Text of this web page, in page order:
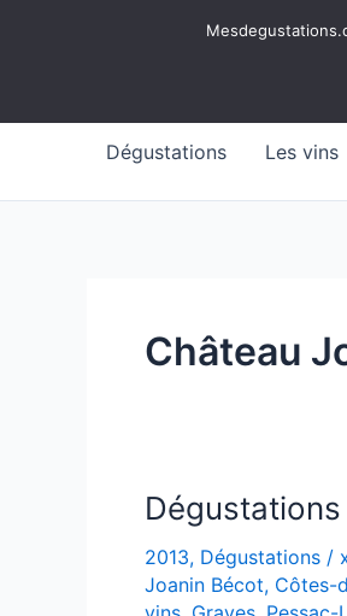
Mesdegustations
Dégustations Les vins
Château
Dégustations
2013, Dégustations /
Joanin Bécot, Côtes-